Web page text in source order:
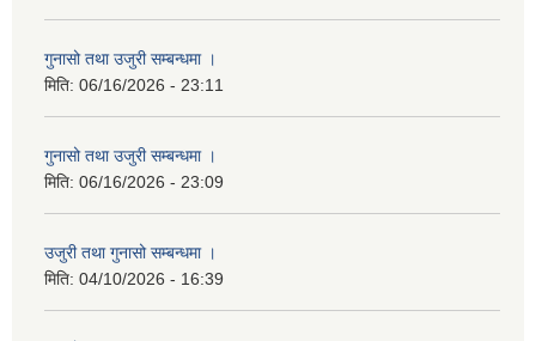
गुनासो तथा उजुरी सम्बन्धमा ।
मिति: 06/16/2026 - 23:11
गुनासो तथा उजुरी सम्बन्धमा ।
मिति: 06/16/2026 - 23:09
उजुरी तथा गुनासो सम्बन्धमा ।
मिति: 04/10/2026 - 16:39